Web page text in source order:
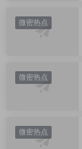
微密热点
微密热点
微密热点